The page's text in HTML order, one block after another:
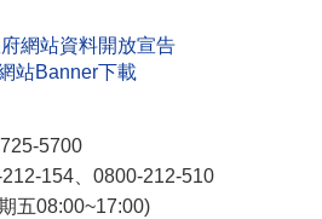
網站資料開放宣告
站Banner下載
5700
154、0800-212-510
五08:00~17:00)